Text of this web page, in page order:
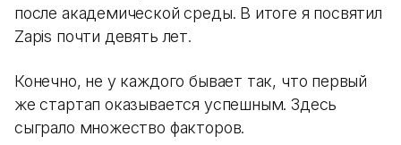
после академической среды. В итоге я посвятил
Zapis почти девять лет.
Конечно, не у каждого бывает так, что первый
же стартап оказывается успешным. Здесь
сыграло множество факторов.